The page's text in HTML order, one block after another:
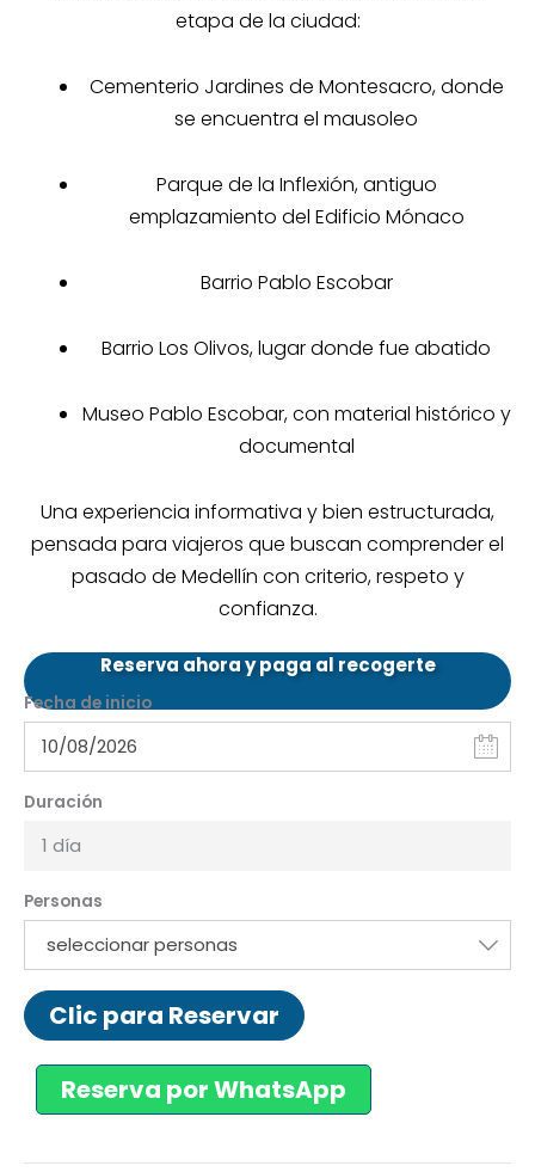
etapa de la ciudad:
Cementerio Jardines de Montesacro, donde
se encuentra el mausoleo
Parque de la Inflexión, antiguo
emplazamiento del Edificio Mónaco
Barrio Pablo Escobar
Barrio Los Olivos, lugar donde fue abatido
Museo Pablo Escobar, con material histórico y
documental
Una experiencia informativa y bien estructurada,
pensada para viajeros que buscan comprender el
pasado de Medellín con criterio, respeto y
confianza.
Reserva ahora y paga al recogerte
Fecha de inicio
Duración
1 día
Personas
seleccionar personas
Clic para Reservar
Reserva por WhatsApp